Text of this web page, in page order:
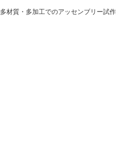
多材質・多加工でのアッセンブリー試